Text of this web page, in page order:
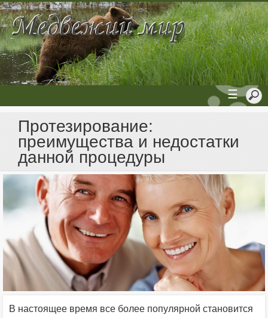
☰
Протезирование:
преимущества и недостатки
данной процедуры
В настоящее время все более популярной становится